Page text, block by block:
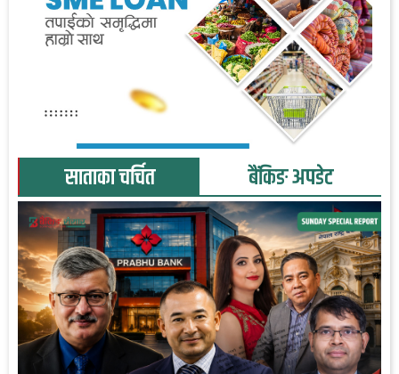
साताका चर्चित बैंकिङ अपडेट